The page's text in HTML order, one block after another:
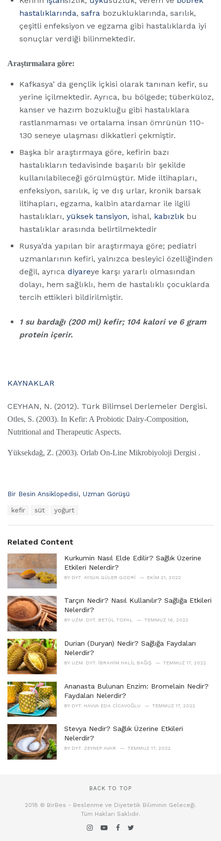
hastalıklarında, safra bozukluklarında, sarılık,
çeşitli enfeksiyon ve egzama gibi hastalıklarda iyi
sonuçlar verdiği bilinmektedir.
Araştırmalara göre:
Kafkasya’ da gençlik içkisi olarak tanınan kefir, su
yerine içilmektedir. Ayrıca, bu bölgede; tüberküloz,
kanser ve hazım bozukluğu gibi hastalıklara
rastlanmaması ve ortalama insan ömrünün 110-
130 seneye ulaşması dikkatleri çekmiştir.
Başka bir araştırmaya göre, kefirin bazı
hastalıkların tedavisinde başarılı bir şekilde
kullanılabileceği görülmüştür. Mide iltihapları,
enfeksiyon, sarılık, iç ve dış urlar, kronik barsak
iltihapları, egzama, kalbin atardamar ile ilgili
hastalıkları, yüksek tansiyon, ishal, kabızlık bu
hastalıklar arasında belirtilmektedir
Rusya’da yapılan bir araştırmaya göre; pediatri
uzmanlarının kefiri, yalnızca besleyici özelliğinden
değil, ayrıca diyareye karşı yararlı olmasından
dolayı, hem sağlıklı, hem de hastalıklı çocuklarda
tercih ettikleri bildirilmiştir.
1 su bardağı (200 ml) kefir; 104 kalori ve 6 gram
protein içerir.
KAYNAKLAR
CEYHAN, N. (2012). Türk Bilimsel Derlemeler Dergisi.
Otles, S. (2003). In Kefir: A Probiotic Dairy-Composition,
Nutritional and Therapeutic Aspects.
Yüksekdağ, Z. (2003). Orlab On-Line Mikrobiyoloji Dergisi .
C
r
i
e
s
Bir Besin Ansiklopedisi, Uzman Görüşü
:
kefir süt yoğurt
Related Content
Kurkumin Nasıl Elde Edilir? Sağlık Üzerine
Etkileri Nelerdir?
BY DYT. AYSUN GÜLER GODRI EKIM 21, 2022
Tarçın Nedir? Nasıl Kullanılır? Sağlığa Etkileri
Nelerdir?
BY UZM. DYT. BETÜL TOPAL TEMMUZ 16, 2022
Durian (Duryan) Nedir? Sağlığa Faydaları
Nelerdir?
BY UZM. DYT. İBRAHIM HALIL BAĞIŞ TEMMUZ 17, 2022
Ananasta Bulunan Enzim: Bromelain Nedir?
Faydaları Nelerdir?
BY DYT. HAVVA EDA CICAVOĞLU TEMMUZ 17, 2022
Stevya Nedir? Sağlık Üzerine Etkileri
Nelerdir?
BY DYT. ZEYNEP AVAR TEMMUZ 17, 2022
BACK TO TOP
2018 © BirBes - Beslenme ve Diyetetik Biliminin Geleceği.
Tüm Hakları Saklıdır.